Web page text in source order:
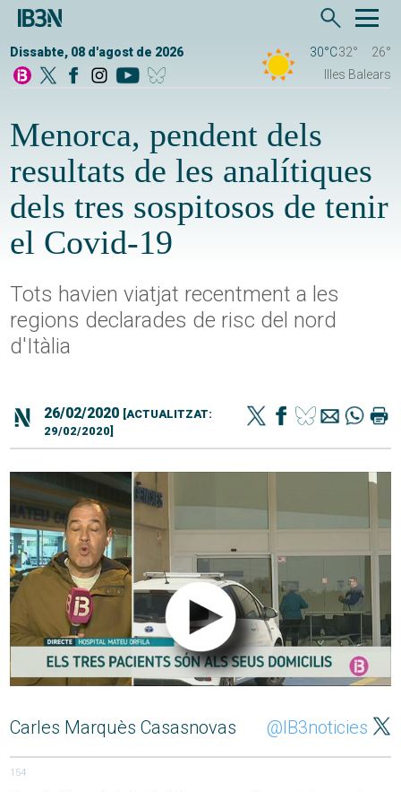
Dissabte, 08 d'agost de 2026 30°C32°
26°
Illes Balears
Menorca, pendent dels
resultats de les analítiques
dels tres sospitosos de tenir
el Covid-19
Tots havien viatjat recentment a les
regions declarades de risc del nord
d'Itàlia
26/02/2020 [ACTUALITZAT:
29/02/2020]
Carles Marquès Casasnovas @IB3noticies
154